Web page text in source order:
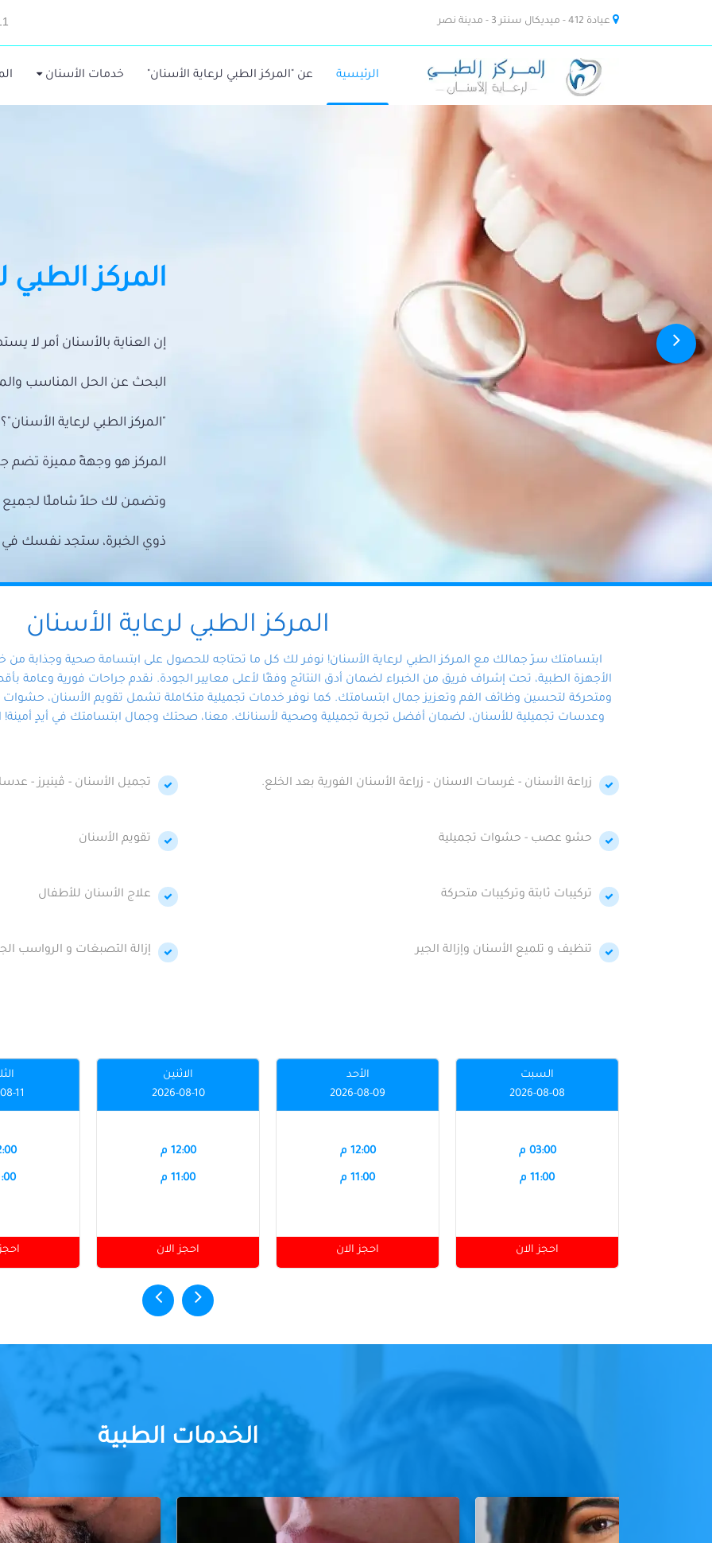
عيادة 412 - ميديكال سنتر 3 - مدينة نصر
الرئيسية عن "المركز الطبي لرعاية الأسنان" خدمات الأسنان
المركز الطبي
إن العناية بالأسنان أمر لا
البحث عن الحل المناسب
"المركز الطبي لرعاية الأسنان"؟
المركز هو وجهةً مميزة تضم
وتضمن لك حلاً شاملًا
ذوي الخبرة، ستجد نفسك في
المركز الطبي لرعاية الأسنان
ابتسامتك سرّ جمالك مع المركز الطبي لرعاية الأسنان! نوفر لك كل ما تحتاجه للحصول على ابتسامة صحية وجذابة
الأجهزة الطبية، تحت إشراف فريق من الخبراء لضمان أدق النتائج وفقًا لأعلى معايير الجودة. نقدم جراحات فورية وعامة
ومتحركة لتحسين وظائف الفم وتعزيز جمال ابتسامتك. كما نوفر خدمات تجميلية متكاملة تشمل تقويم الأسنان، حشوات
وعدسات تجميلية للأسنان، لضمان أفضل تجربة تجميلية وصحية لأسنانك. معنا، صحتك وجمال ابتسامتك في أيدٍ أمينة!
زراعة الأسنان - غرسات الاسنان - زراعة الأسنان الفورية بعد الخلع. تجميل الأسنان - ڤينيرز -
حشو عصب - حشوات تجميلية تقويم الأسنان
تركيبات ثابتة وتركيبات متحركة علاج الأسنان للأطفال
تنظيف و تلميع الأسنان وإزالة الجير إزالة التصبغات و الرواسب
السبت
2026-08-08
03:00 م
11:00 م
احجز الان
الأحد
2026-08-09
12:00 م
11:00 م
احجز الان
الاثنين
2026-08-10
12:00 م
11:00 م
احجز الان
11
الخدمات الطبية